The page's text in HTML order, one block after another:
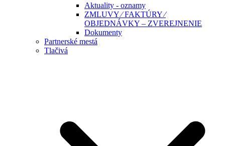
Aktuality - oznamy
ZMLUVY ⁄ FAKTÚRY ⁄
OBJEDNÁVKY – ZVEREJNENIE
Dokumenty
Partnerské mestá
Tlačivá